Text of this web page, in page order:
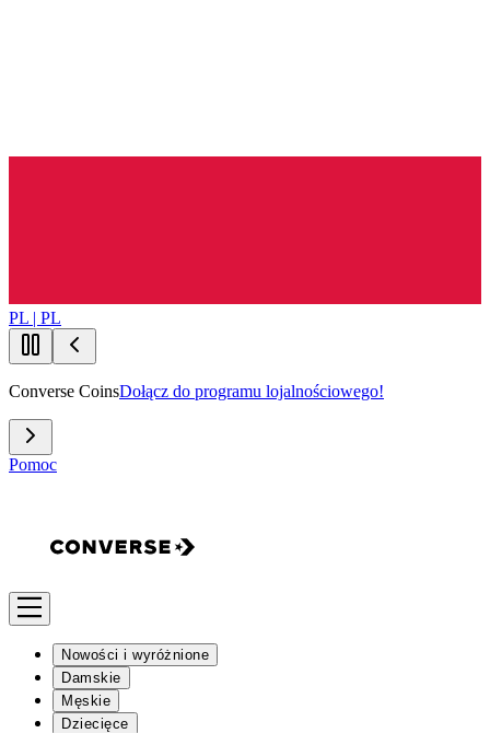
PL | PL
Converse CoinsDołącz do programu lojalnościowego!
Pomoc
Nowości i wyróżnione
Damskie
Męskie
Dziecięce